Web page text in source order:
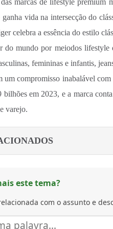
marcas de lifestyle premium
vida na intersecção do
celebra a essência do estilo
do mundo por meiodos
femininas e infantis,
compromisso inabalável
em 2023, e a marca
varejo.
este tema?
com o assunto e